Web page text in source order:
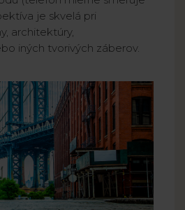
je skvelá pri
architektúry,
iných tvorivých záberov.